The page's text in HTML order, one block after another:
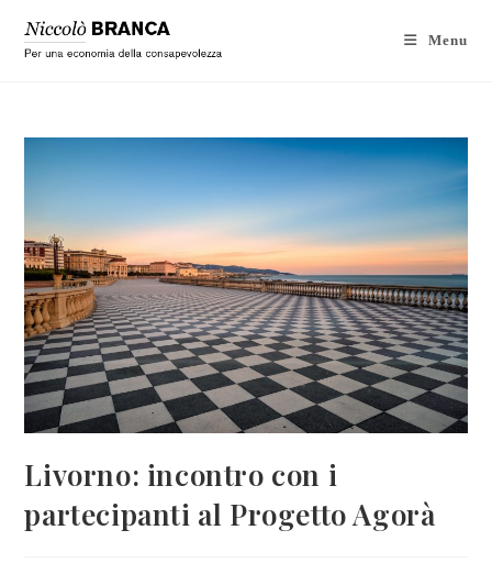
Menu
Livorno: incontro con i
partecipanti al Progetto Agorà